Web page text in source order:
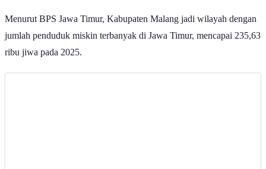
Menurut BPS Jawa Timur, Kabupaten Malang jadi wilayah dengan
jumlah penduduk miskin terbanyak di Jawa Timur, mencapai 235,63
ribu jiwa pada 2025.